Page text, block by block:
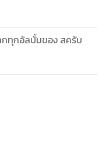
กทุกอัลบั้มของ สครับ